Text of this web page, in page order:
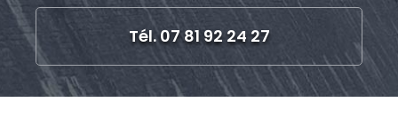
Tél. 07 81 92 24 27